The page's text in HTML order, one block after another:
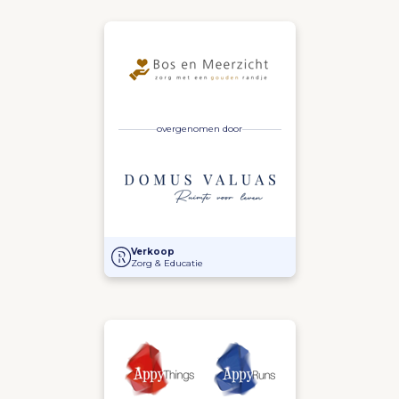
overgenomen door
Overname Bos en Meerzicht door Domus Valuas
Verkoop
Zorg & Educatie